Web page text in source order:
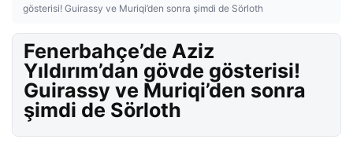
gösterisi! Guirassy ve Muriqi’den sonra şimdi de Sörloth
Fenerbahçe’de Aziz
Yıldırım’dan gövde gösterisi!
Guirassy ve Muriqi’den sonra
şimdi de Sörloth